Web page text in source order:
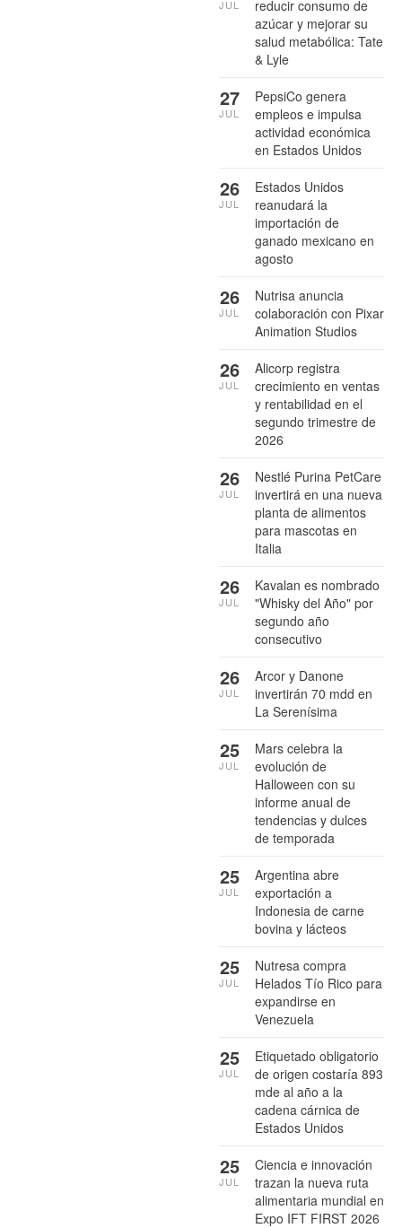
reducir consumo de
azúcar y mejorar su
salud metabólica: Tate
& Lyle
JUL
PepsiCo genera
empleos e impulsa
actividad económica
en Estados Unidos
27
JUL
Estados Unidos
reanudará la
importación de
ganado mexicano en
agosto
26
JUL
Nutrisa anuncia
colaboración con Pixar
Animation Studios
26
JUL
Alicorp registra
crecimiento en ventas
y rentabilidad en el
segundo trimestre de
2026
26
JUL
Nestlé Purina PetCare
invertirá en una nueva
planta de alimentos
para mascotas en
Italia
26
JUL
Kavalan es nombrado
"Whisky del Año" por
segundo año
consecutivo
26
JUL
Arcor y Danone
invertirán 70 mdd en
La Serenísima
26
JUL
Mars celebra la
evolución de
Halloween con su
informe anual de
tendencias y dulces
de temporada
25
JUL
Argentina abre
exportación a
Indonesia de carne
bovina y lácteos
25
JUL
Nutresa compra
Helados Tío Rico para
expandirse en
Venezuela
25
JUL
Etiquetado obligatorio
de origen costaría 893
mde al año a la
cadena cárnica de
Estados Unidos
25
JUL
Ciencia e innovación
trazan la nueva ruta
alimentaria mundial en
Expo IFT FIRST 2026
25
JUL